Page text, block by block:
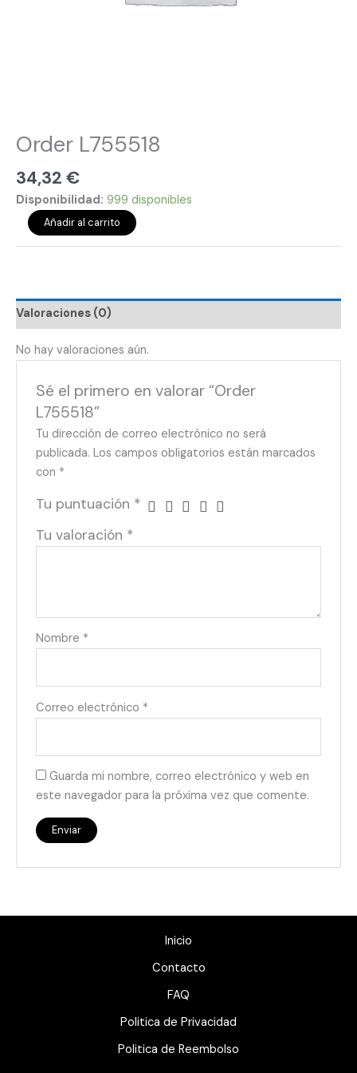
Order L755518
34,32 €
Disponibilidad: 999 disponibles
Añadir al carrito
Valoraciones (0)
No hay valoraciones aún.
Sé el primero en valorar “Order
L755518”
Tu dirección de correo electrónico no será
publicada. Los campos obligatorios están marcados
con *
Tu puntuación *
Tu valoración *
Nombre *
Correo electrónico *
Guarda mi nombre, correo electrónico y web en
este navegador para la próxima vez que comente.
Inicio
Contacto
FAQ
Politica de Privacidad
Politica de Reembolso